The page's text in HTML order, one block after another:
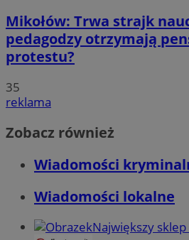
Mikołów: Trwa strajk
pedagodzy otrzymają
protestu?
35
reklama
Zobacz również
Wiadomości
Wiadomości lokalne
Największy